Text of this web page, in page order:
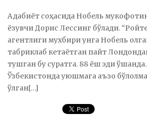
Адабиёт соҳасида Нобель
ёзувчи Дорис Лессинг бўлади.
агентлиги мухбири унга Нобель
табриклаб кетаётган пайт
тушган бу суратга. 88 ёш эди
Ўзбекистонда уюшмага аъзо
ўлган[…]